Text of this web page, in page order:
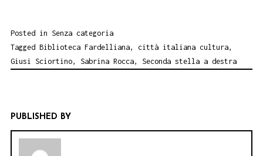
Posted in Senza categoria
Tagged Biblioteca Fardelliana, città italiana cultura,
Giusi Sciortino, Sabrina Rocca, Seconda stella a destra
PUBLISHED BY